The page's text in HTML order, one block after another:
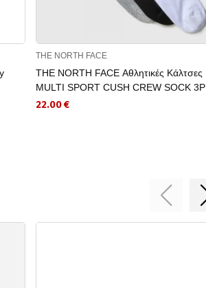
THE NORTH FACE
THE NORTH FACE Αθλητικές Κάλτσες
MULTI SPORT CUSH CREW SOCK 3P
22.00 €